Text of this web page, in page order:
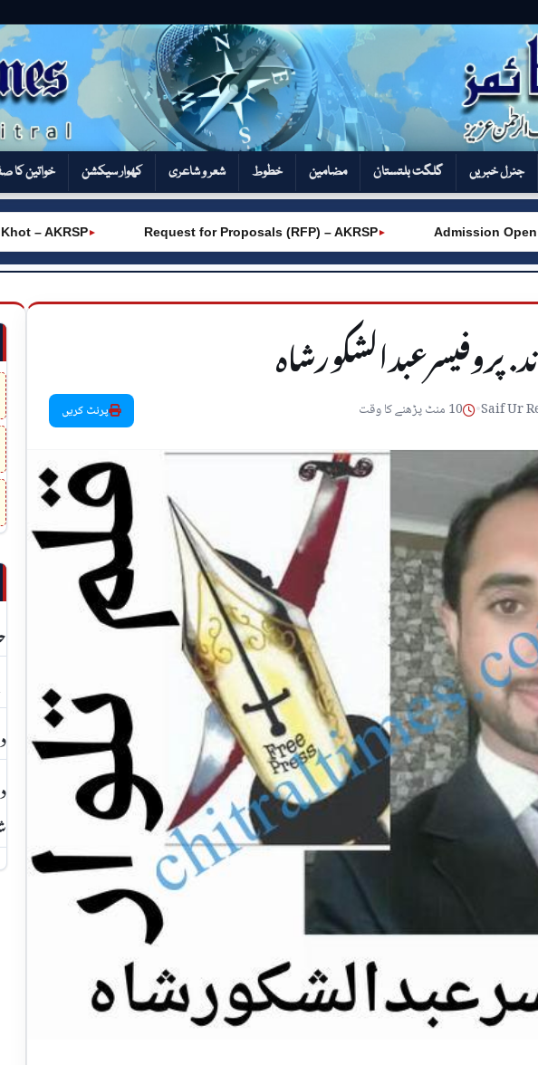
جنرل خبریں گلگت بلتستان مضامین خطوط شعر و شاعری کھوار سیکشن‎ خواتین کا
► Admission Open –
►
Request for Proposals (RFP) – AKRSP
پروفیسرعبدالشکورشاہ
Saif Ur
• 10 منٹ پڑھنے کا وقت پرنٹ کریں